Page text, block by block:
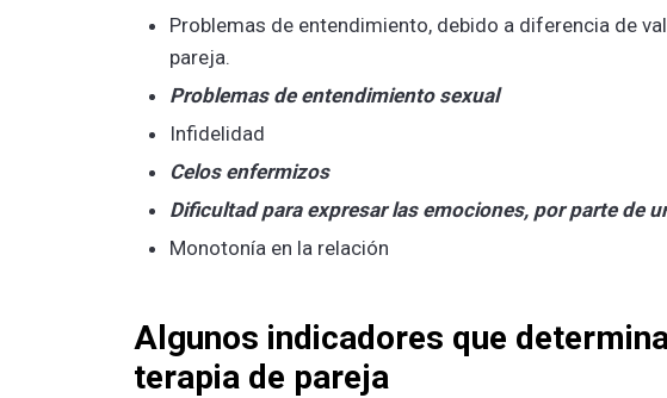
Problemas de entendimiento, debido a diferencia de
pareja.
Problemas de entendimiento sexual
Infidelidad
Celos enfermizos
Dificultad para expresar las emociones, por parte de
Monotonía en la relación
Algunos indicadores que
terapia de pareja